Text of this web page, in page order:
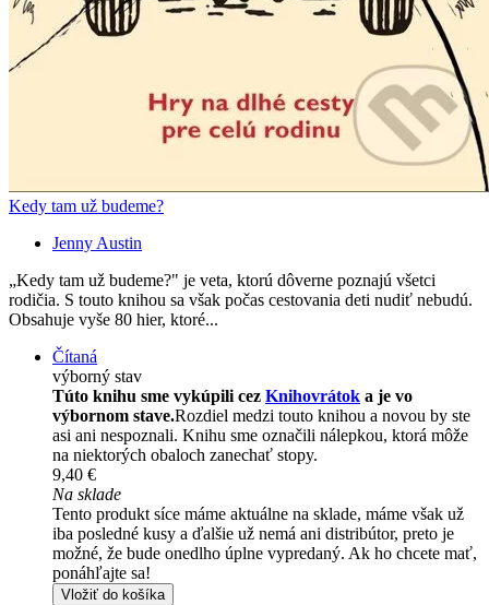
Kedy tam už budeme?
Jenny Austin
„Kedy tam už budeme?" je veta, ktorú dôverne poznajú všetci
rodičia. S touto knihou sa však počas cestovania deti nudiť nebudú.
Obsahuje vyše 80 hier, ktoré...
Čítaná
výborný stav
Túto knihu sme vykúpili cez Knihovrátok a je vo
výbornom stave.Rozdiel medzi touto knihou a novou by ste
asi ani nespoznali. Knihu sme označili nálepkou, ktorá môže
na niektorých obaloch zanechať stopy.
9,40 €
Na sklade
Tento produkt síce máme aktuálne na sklade, máme však už
iba posledné kusy a ďalšie už nemá ani distribútor, preto je
možné, že bude onedlho úplne vypredaný. Ak ho chcete mať,
ponáhľajte sa!
Vložiť do košíka